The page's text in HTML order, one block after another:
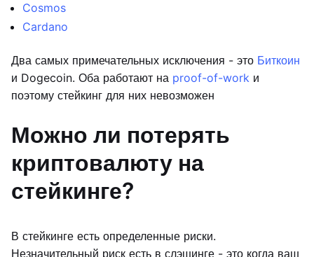
Cosmos
Cardano
Два самых примечательных исключения - это Биткоин
и Dogecoin. Оба работают на proof-of-work и
поэтому стейкинг для них невозможен
Можно ли потерять
криптовалюту на
стейкинге?
В стейкинге есть определенные риски.
Незначительный риск есть в слэшинге - это когда ваш